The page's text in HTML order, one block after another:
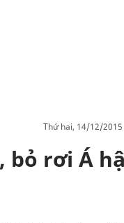
thứ hai, 14/12/
bỏ rơi Á